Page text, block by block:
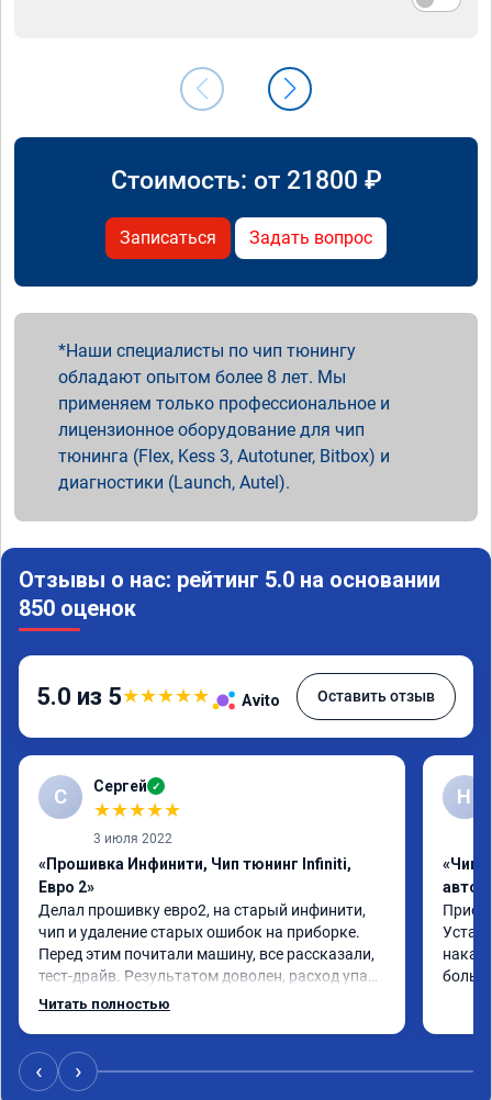
Стоимость: от 21800 ₽
Записаться Задать вопрос
Наши специалисты по чип тюнингу
обладают опытом более 8 лет. Мы
применяем только профессиональное и
лицензионное оборудование для чип
тюнинга (Flex, Kess 3, Autotuner, Bitbox) и
диагностики (Launch, Autel).
Отзывы о нас: рейтинг 5.0 на основании
850 оценок
5.0 из 5★★★★★ Avito Оставить отзыв
С Сергей ✓
★★★★★
3 июля 2022
«Прошивка Инфинити, Чип тюнинг Infiniti,
Евро 2»
Делал прошивку евро2, на старый инфинити,
чип и удаление старых ошибок на приборке.
Перед этим почитали машину, все рассказали,
тест-драйв. Результатом доволен, расход упал,
машина стала еще чуть бодрее)
Читать полностью
Н
«Чип
накат
‹ ›